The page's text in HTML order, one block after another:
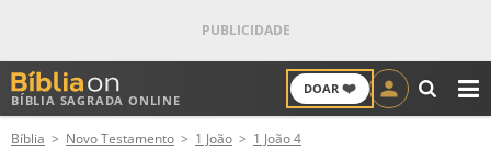
BÍBLIA SAGRADA ONLINE
DOAR ❤️
ANTIGO TESTAMENTO
Bíblia Novo Testamento 1 João 1 João 4